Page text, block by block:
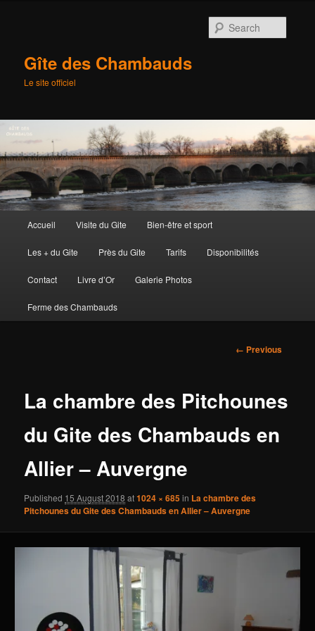
Gîte des Chambauds
Le site officiel
Skip
to
primary
Accueil Visite du Gite Bien-être et sport
Les + du Gite Près du Gite Tarifs Disponibilités
Contact Livre d’Or Galerie Photos
Ferme des Chambauds
Image
← Previous
La chambre des Pitchounes
du Gite des Chambauds en
Allier – Auvergne
Published 15 August 2018 at1024 × 685in La chambre des
Pitchounes du Gite des Chambauds en Allier – Auvergne